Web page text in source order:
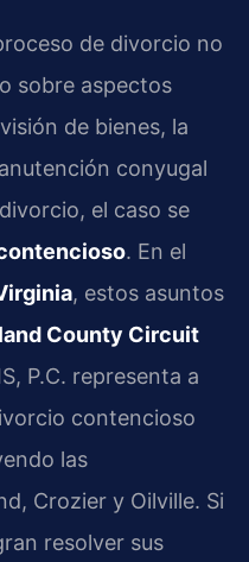
de divorcio no
sobre aspectos
de bienes, la
conyugal
el caso se
. En el
, estos asuntos
County Circuit
P.C. representa a
contencioso
las
Crozier y Oilville. Si
resolver sus